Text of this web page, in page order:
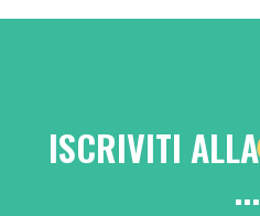
ISCRIVITI ALLA
...